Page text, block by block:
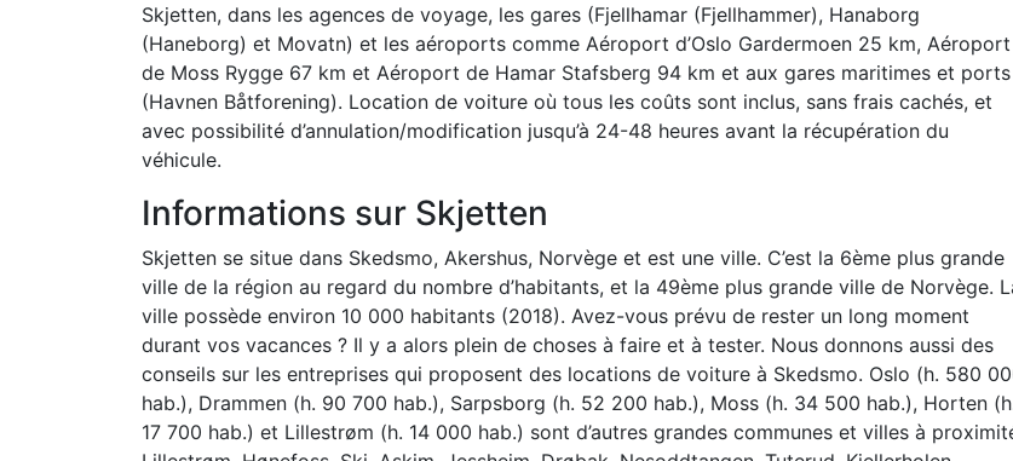
Skjetten, dans les agences de voyage, les gares (Fjellhamar (Fjellhammer), Hanaborg
(Haneborg) et Movatn) et les aéroports comme Aéroport d’Oslo Gardermoen 25 km, Aéroport
de Moss Rygge 67 km et Aéroport de Hamar Stafsberg 94 km et aux gares maritimes et ports
(Havnen Båtforening). Location de voiture où tous les coûts sont inclus, sans frais cachés, et
avec possibilité d’annulation/modification jusqu’à 24-48 heures avant la récupération du
véhicule.
Informations sur Skjetten
Skjetten se situe dans Skedsmo, Akershus, Norvège et est une ville. C’est la 6ème plus grande
ville de la région au regard du nombre d’habitants, et la 49ème plus grande ville de Norvège.
ville possède environ 10 000 habitants (2018). Avez-vous prévu de rester un long moment
durant vos vacances ? Il y a alors plein de choses à faire et à tester. Nous donnons aussi des
conseils sur les entreprises qui proposent des locations de voiture à Skedsmo. Oslo (h. 580
hab.), Drammen (h. 90 700 hab.), Sarpsborg (h. 52 200 hab.), Moss (h. 34 500 hab.), Horten
17 700 hab.) et Lillestrøm (h. 14 000 hab.) sont d’autres grandes communes et villes à